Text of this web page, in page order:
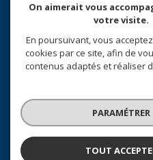
espace
© 2026 | Tous droits réservés |
Nos honoraires
Plan du site
Politique
On aimerait vous
votre visite.
En poursuivant, vous
cookies par ce site, afin de
contenus adaptés et réaliser
PARAMÉTRER
TOUT